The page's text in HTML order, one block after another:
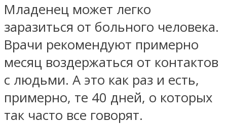
Младенец может легко
заразиться от больного человека.
Врачи рекомендуют примерно
месяц воздержаться от контактов
с людьми. А это как раз и есть,
примерно, те 40 дней, о которых
так часто все говорят.